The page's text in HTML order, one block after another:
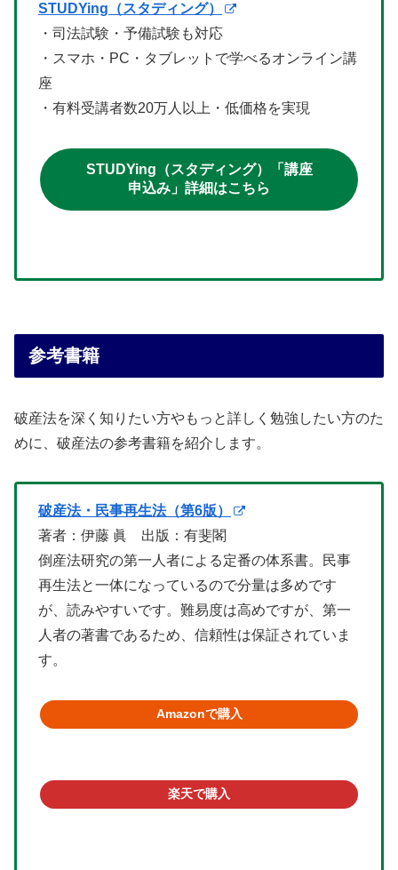
STUDYing（スタディング）
・司法試験・予備試験も対応
・スマホ・PC・タブレットで学べるオンライン講
座
・有料受講者数20万人以上・低価格を実現
STUDYing（スタディング）「講座
申込み」詳細はこちら
参考書籍
破産法を深く知りたい方やもっと詳しく勉強したい方のた
めに、破産法の参考書籍を紹介します。
破産法・民事再生法（第6版）
著者：伊藤 眞 出版：有斐閣
倒産法研究の第一人者による定番の体系書。民事
再生法と一体になっているので分量は多めです
が、読みやすいです。難易度は高めですが、第一
人者の著書であるため、信頼性は保証されていま
す。
Amazonで購入
楽天で購入